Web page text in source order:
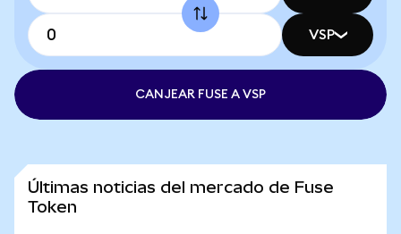
VSP
CANJEAR FUSE A VSP
Últimas noticias del mercado de Fuse
Token